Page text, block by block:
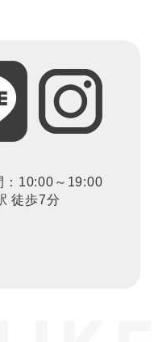
：10:00～19:00
徒歩7分